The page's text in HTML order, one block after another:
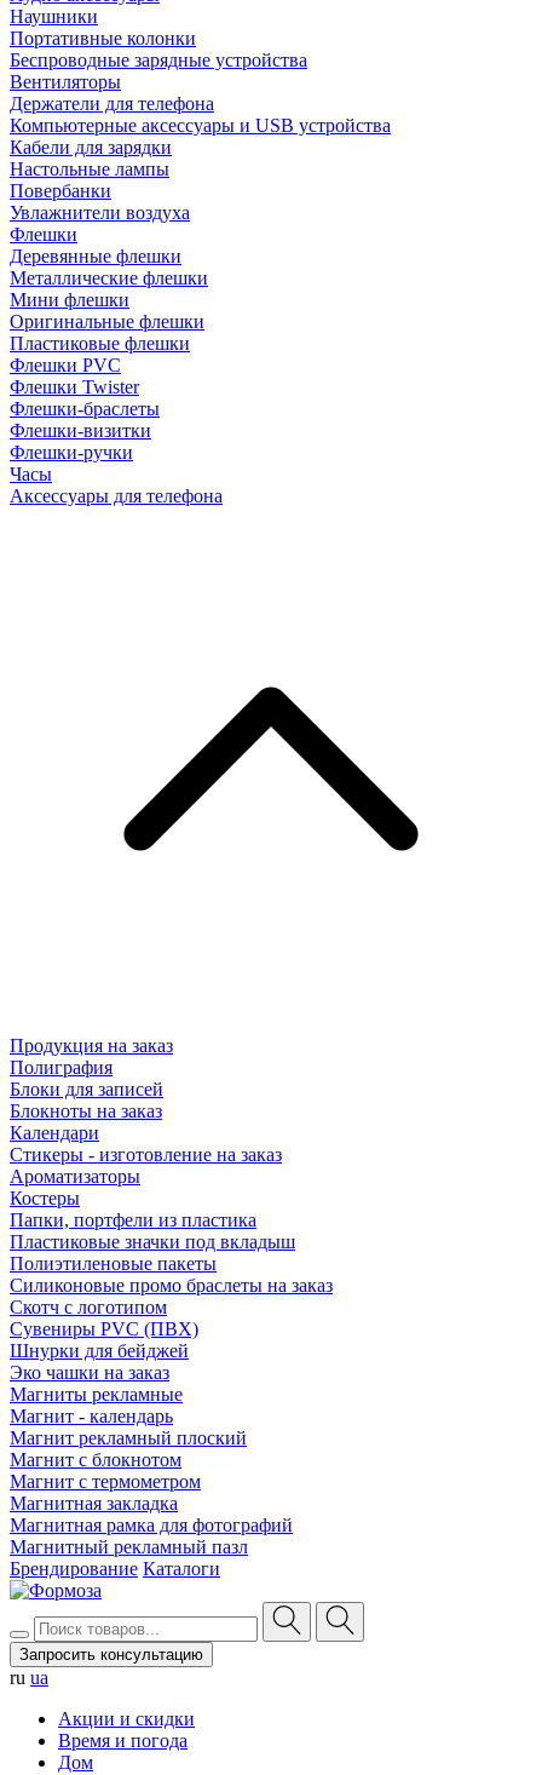
Наушники
Портативные колонки
Беспроводные зарядные устройства
Вентиляторы
Держатели для телефона
Компьютерные аксессуары и USB устройства
Кабели для зарядки
Настольные лампы
Повербанки
Увлажнители воздуха
Флешки
Деревянные флешки
Металлические флешки
Мини флешки
Оригинальные флешки
Пластиковые флешки
Флешки PVC
Флешки Twister
Флешки-браслеты
Флешки-визитки
Флешки-ручки
Часы
Аксессуары для телефона
Продукция на заказ
Полиграфия
Блоки для записей
Блокноты на заказ
Календари
Стикеры - изготовление на заказ
Ароматизаторы
Костеры
Папки, портфели из пластика
Пластиковые значки под вкладыш
Полиэтиленовые пакеты
Силиконовые промо браслеты на заказ
Скотч с логотипом
Сувениры PVC (ПВХ)
Шнурки для бейджей
Эко чашки на заказ
Магниты рекламные
Магнит - календарь
Магнит рекламный плоский
Магнит с блокнотом
Магнит с термометром
Магнитная закладка
Магнитная рамка для фотографий
Магнитный рекламный пазл
Брендирование Каталоги
Запросить консультацию
ru ua
Акции и скидки
Время и погода
Дом